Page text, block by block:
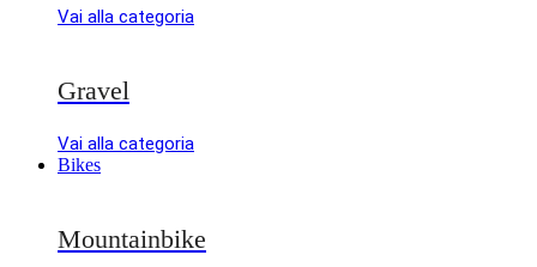
Vai alla categoria
Gravel
Vai alla categoria
Bikes
Mountainbike